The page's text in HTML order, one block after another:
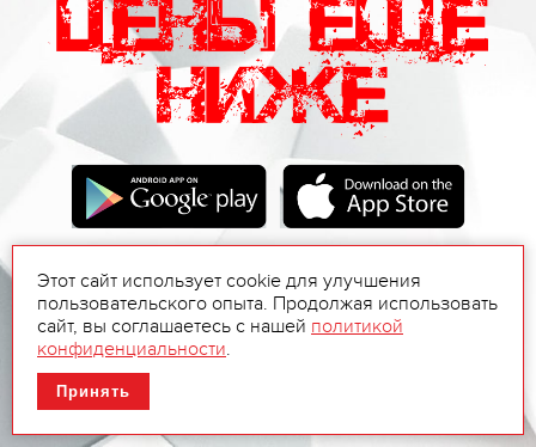
Этот сайт использует cookie для улучшения
пользовательского опыта. Продолжая использовать
сайт, вы соглашаетесь с нашей политикой
конфиденциальности.
Принять